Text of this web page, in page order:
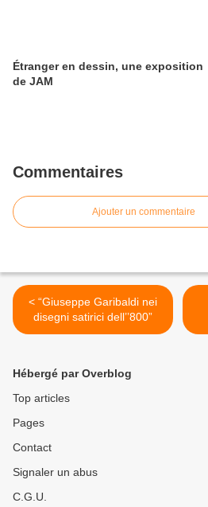
Étranger en dessin, une exposition
de JAM
Commentaires
Ajouter un commentaire
< “Giuseppe Garibaldi nei
disegni satirici dell’’800”
Hébergé par Overblog
Top articles
Pages
Contact
Signaler un abus
C.G.U.